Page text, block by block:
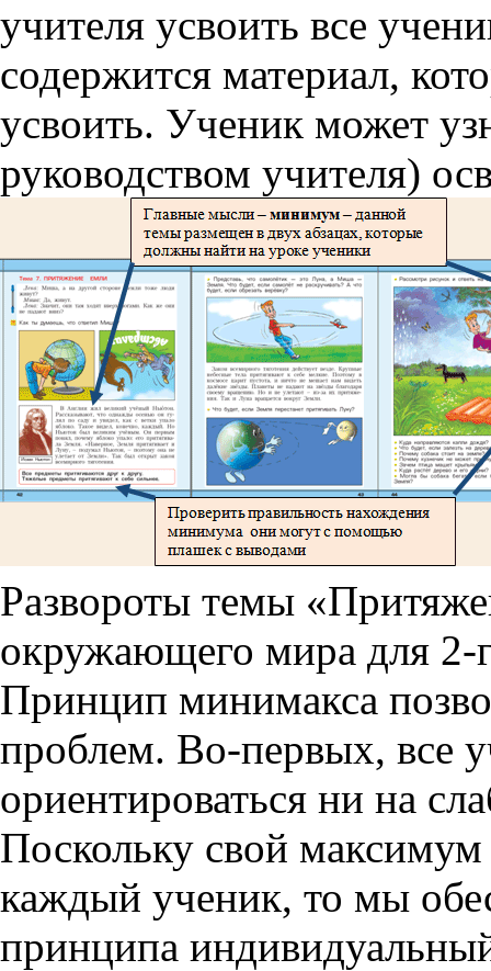
учителя усвоить все
содержится материал,
усвоить. Ученик может
руководством учителя)
Развороты темы
окружающего мира для 2-
Принцип минимакса
проблем. Во-первых, все
ориентироваться ни на
Поскольку свой
каждый ученик, то мы
принципа